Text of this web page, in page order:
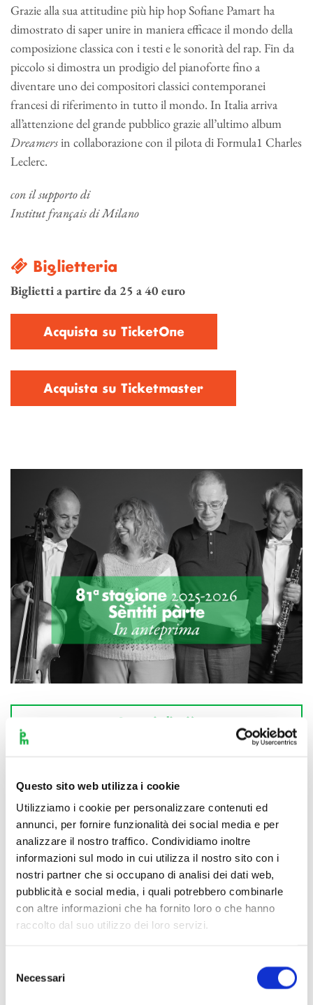
Questo sito web utilizza i cookie
Utilizziamo i cookie per personalizzare contenuti ed
annunci, per fornire funzionalità dei social media e per
analizzare il nostro traffico. Condividiamo inoltre
informazioni sul modo in cui utilizza il nostro sito con i
nostri partner che si occupano di analisi dei dati web,
pubblicità e social media, i quali potrebbero combinarle
con altre informazioni che ha fornito loro o che hanno
raccolto dal suo utilizzo dei loro servizi.
delNecessari
Grazie alla sua attitudine più hip hop Sofiane Pamart ha
dimostrato di saper unire in maniera efficace il mondo della
composizione classica con i testi e le sonorità del rap. Fin da
piccolo si dimostra un prodigio del pianoforte fino a
diventare uno dei compositori classici contemporanei
francesi di riferimento in tutto il mondo. In Italia arriva
all’attenzione del grande pubblico grazie all’ultimo album
Dreamersin collaborazione con il pilota di Formula1 Charles
Leclerc.
con il supporto di
Institut français di Milano
Biglietteria
Biglietti a partire da 25 a 40 euro
Acquista su TicketOne
Acquista su Ticketmaster